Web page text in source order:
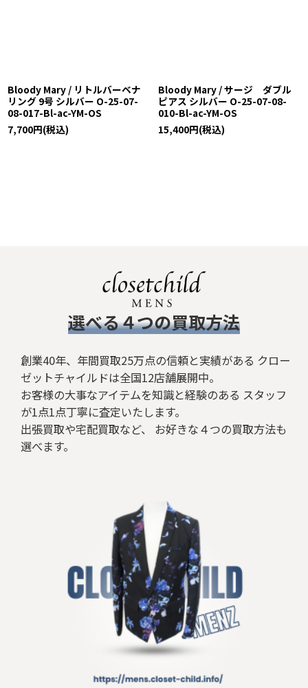
Bloody Mary / リトルバーベナ
リング 9号 シルバー O-25-07-
08-017-Bl-ac-YM-OS
7,700円(税込)
Bloody Mary / サージ ダブル
ピアス シルバー O-25-07-08-
010-Bl-ac-YM-OS
15,400円(税込)
​選べる４つの買取方法
創業40年、年間買取25万点の信頼と実績がある クロー
ゼットチャイルドは全国12店舗展開中。
お客様の大事なアイテムを知識と経験のある スタッフ
が1点1点丁寧に査定いたします。
出張買取や宅配買取など、 お好きな４つの買取方法も
選べます。